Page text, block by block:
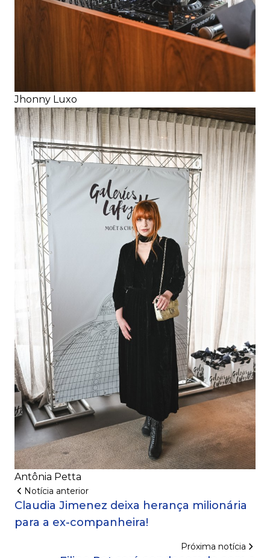
Jhonny Luxo
Antônia Petta
Notícia anterior
Claudia Jimenez deixa herança milionária
para a ex-companheira!
Próxima notícia